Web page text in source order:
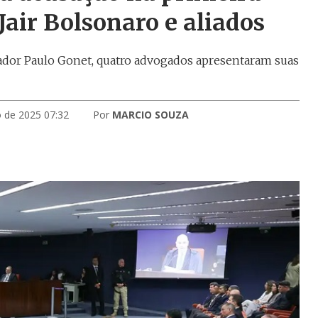
Bolsonaro e aliados
Paulo Gonet, quatro advogados apresentaram suas
2025 07:32 Por MARCIO SOUZA